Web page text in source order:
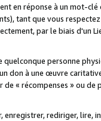
en réponse à un mot-
tant que vous
par le biais d'un
quelconque personne
don à une œuvre
de « récompenses » ou
enregistrer, rediriger,